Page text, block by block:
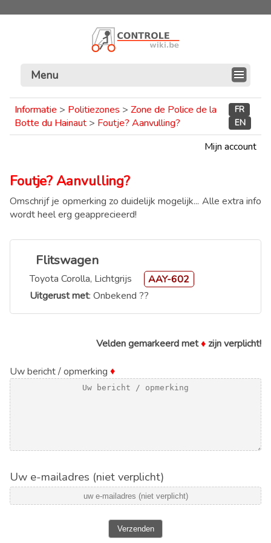
Menu
Informatie > Politiezones > Zone de Police de la
Botte du Hainaut > Foutje? Aanvulling?
FR
EN
Mijn account
Foutje? Aanvulling?
Omschrijf je opmerking zo duidelijk mogelijk... Alle extra info
wordt heel erg geapprecieerd!
Flitswagen
Toyota Corolla, Lichtgrijs
AAY-602
Uitgerust met: Onbekend ??
Velden gemarkeerd met♦ zijn verplicht!
Uw bericht / opmerking ♦
Uw e-mailadres (niet verplicht)
Verzenden